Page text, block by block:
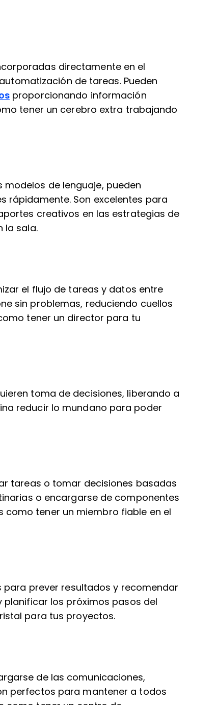
directamente en el
de tareas. Pueden
proporcionando información
tener un cerebro extra trabajando
modelos de lenguaje, pueden
rápidamente. Son excelentes para
creativos en las estrategias de
la sala.
el flujo de tareas y datos entre
sin problemas, reduciendo cuellos
tener un director para tu
toma de decisiones, liberando a
reducir lo mundano para poder
tareas o tomar decisiones basadas
o encargarse de componentes
tener un miembro fiable en el
para prever resultados y recomendar
planificar los próximos pasos del
para tus proyectos.
de las comunicaciones,
perfectos para mantener a todos